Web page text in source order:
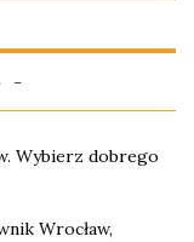
Wybierz dobrego
Wrocław,